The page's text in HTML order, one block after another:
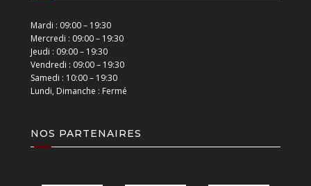
Mardi : 09:00 – 19:30
Mercredi : 09:00 – 19:30
Jeudi : 09:00 – 19:30
Vendredi : 09:00 – 19:30
Samedi : 10:00 – 19:30
Lundi, Dimanche : Fermé
NOS PARTENAIRES